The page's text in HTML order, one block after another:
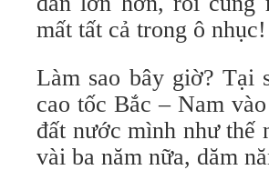
mất tất cả trong ô nhục!
Làm sao bây giờ? Tại
cao tốc Bắc – Nam
đất nước mình như thế
vài ba năm nữa, dăm